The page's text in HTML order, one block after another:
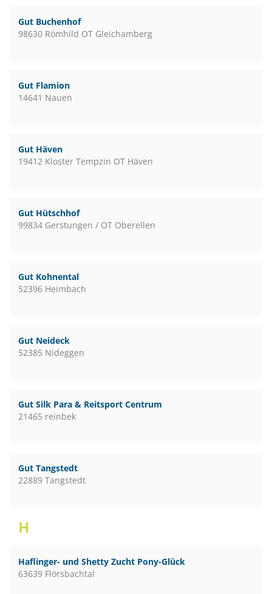
Gut Buchenhof
98630 Römhild OT Gleichamberg
Gut Flamion
14641 Nauen
Gut Häven
19412 Kloster Tempzin OT Häven
Gut Hütschhof
99834 Gerstungen / OT Oberellen
Gut Kohnental
52396 Heimbach
Gut Neideck
52385 Nideggen
Gut Silk Para & Reitsport Centrum
21465 reinbek
Gut Tangstedt
22889 Tangstedt
H
Haflinger- und Shetty Zucht Pony-Glück
63639 Flörsbachtal